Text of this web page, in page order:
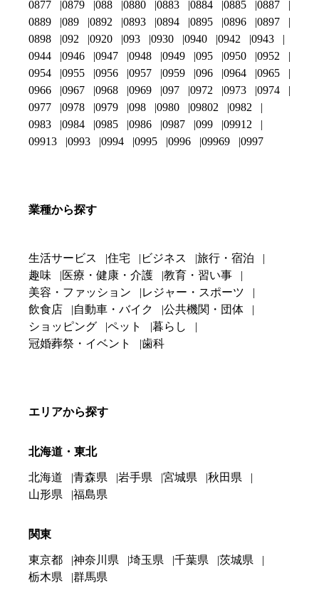
0877
0879 088 0880 0883 0884 0885
0887
0889
089 0892 0893 0894 0895 0896
0897
0898
092 0920 093 0930 0940 0942
0943
0944
0946 0947 0948 0949 095 0950
0952
0954
0955 0956 0957 0959 096 0964
0965
0966
0967 0968 0969 097 0972 0973
0974
0977
0978 0979 098 0980 09802
0982
0983
0984 0985 0986 0987 099
09912
09913
0993 0994 0995 0996 09969 0997
業種から探す
生活サービス 住宅 ビジネス
旅行・宿泊
趣味
医療・健康・介護
教育・習い事
美容・ファッション
レジャー・スポーツ
飲食店
自動車・バイク
公共機関・団体
ショッピング
ペット
暮らし
冠婚葬祭・イベント
歯科
エリアから探す
北海道・東北
北海道 青森県 岩手県 宮城県
秋田県
山形県
福島県
関東
東京都 神奈川県 埼玉県 千葉県
茨城県
栃木県
群馬県